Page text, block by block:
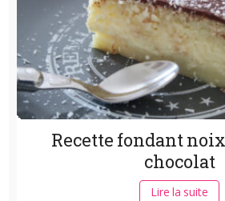
Recette fondant noix
chocolat
Lire la suite